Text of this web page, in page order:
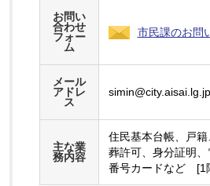
お問い
合わせ
フォー
ム
市民課のお問
メール
アドレ
ス
simin@city.aisai.lg.jp
主な業
務内容
住民基本台帳、戸
葬許可、身分証明
番号カードなど [1